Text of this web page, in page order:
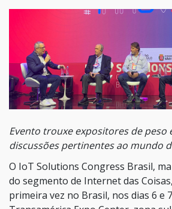
Evento trouxe expositores de peso
discussões pertinentes ao mundo
O IoT Solutions Congress Brasil,
do segmento de Internet das
primeira vez no Brasil, nos dias 6 e